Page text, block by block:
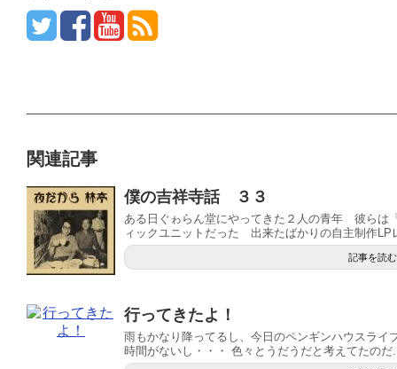
関連記事
僕の吉祥寺話 ３３
ある日ぐゎらん堂にやってきた２人の青年 彼らは
ィックユニットだった 出来たばかりの自主制作LP
記事を読む
行ってきたよ！
雨もかなり降ってるし、今日のペンギンハウスライ
時間がないし・・・ 色々とうだうだと考えてたのだ